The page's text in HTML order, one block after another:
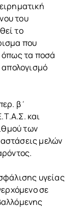
του
το
που
όπως τα ποσά
β΄
και
των
μελών
υγείας
σε